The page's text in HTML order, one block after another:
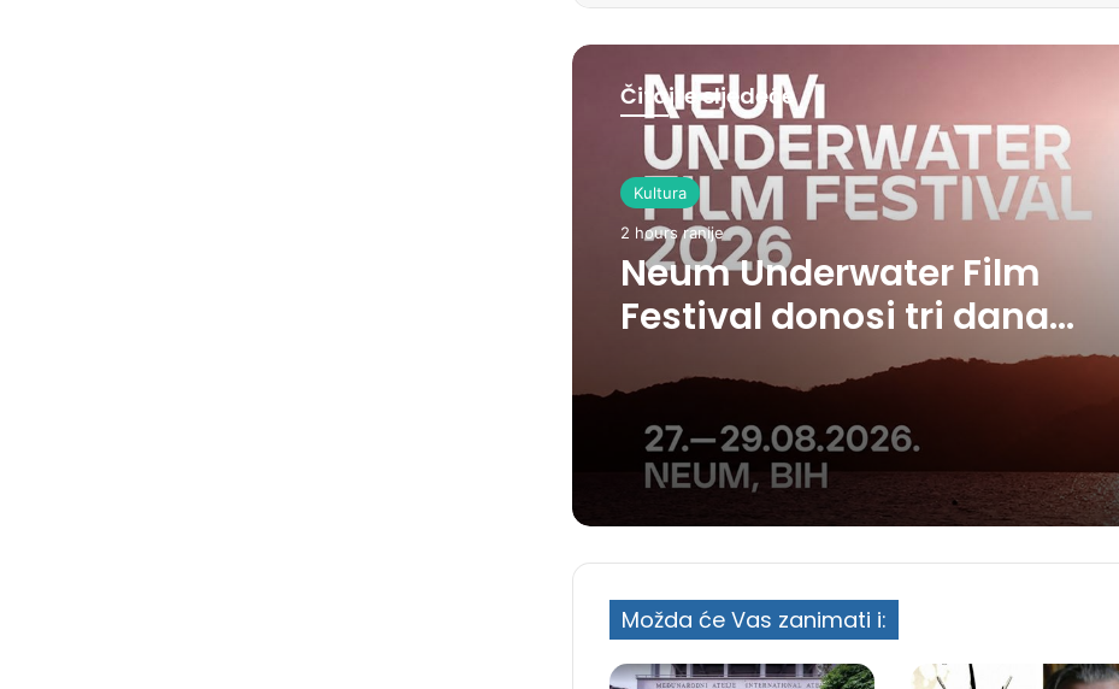
Čitajte sljedeće
Kultura
2 hours ranije
Neum Underwater Film
Festival donosi tri dana
filma, umjetnosti i mora
Možda će Vas zanimati i: